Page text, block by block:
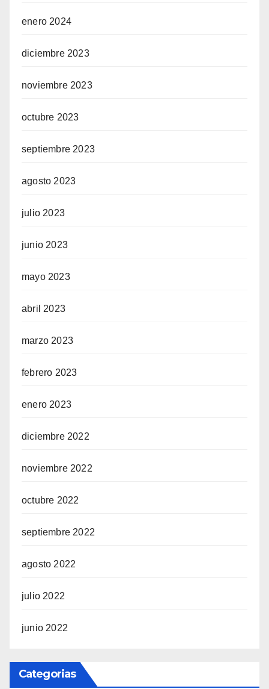
enero 2024
diciembre 2023
noviembre 2023
octubre 2023
septiembre 2023
agosto 2023
julio 2023
junio 2023
mayo 2023
abril 2023
marzo 2023
febrero 2023
enero 2023
diciembre 2022
noviembre 2022
octubre 2022
septiembre 2022
agosto 2022
julio 2022
junio 2022
Categorias